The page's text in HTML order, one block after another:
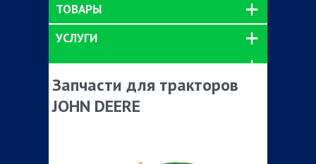
ТОВАРЫ
УСЛУГИ
Запчасти для тракторов
JOHN DEERE